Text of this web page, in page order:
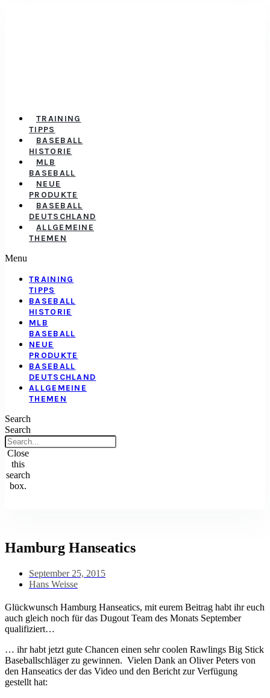
TRAINING
TIPPS
BASEBALL
HISTORIE
MLB
BASEBALL
NEUE
PRODUKTE
BASEBALL
DEUTSCHLAND
ALLGEMEINE
THEMEN
Menu
TRAINING
TIPPS
BASEBALL
HISTORIE
MLB
BASEBALL
NEUE
PRODUKTE
BASEBALL
DEUTSCHLAND
ALLGEMEINE
THEMEN
Search
Search
Close
this
search
box.
Hamburg Hanseatics
September 25, 2015
Hans Weisse
Glückwunsch Hamburg Hanseatics, mit eurem Beitrag habt ihr euch
auch gleich noch für das Dugout Team des Monats September
qualifiziert…
… ihr habt jetzt gute Chancen einen sehr coolen Rawlings Big Stick
Baseballschläger zu gewinnen. Vielen Dank an Oliver Peters von
den Hanseatics der das Video und den Bericht zur Verfügung
gestellt hat: